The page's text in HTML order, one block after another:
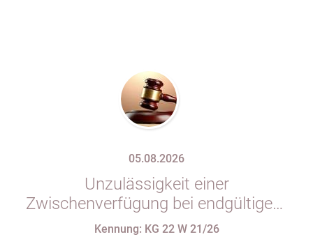
05.08.2026
Unzulässigkeit einer
Zwischenverfügung bei endgültigem
Eintragungshindernis und
Kennung: KG 22 W 21/26